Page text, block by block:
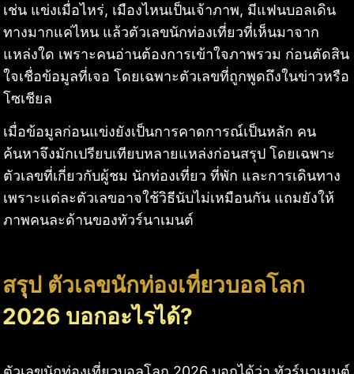
เช่น แข่งเมื่อไหร่, เมืองไหนเป็นเจ้าภาพ, มีแฟนบอลเดิน
ทางมากแค่ไหน แล้วตัวเลขนักท่องเที่ยวที่เห็นมาจาก
แหล่งใด เพราะคนอ่านต้องการเข้าใจภาพรวม ก่อนตัดสิน
ใจเชื่อข้อมูลที่เจอ โดยเฉพาะตัวเลขที่ถูกพูดถึงในข่าวหรือ
โซเชียล
เมื่อข้อมูลก่อนแข่งยังเป็นการคาดการณ์เป็นหลัก คน
ค้นหาจึงมักเปรียบเทียบหลายแหล่งก่อนสรุป โดยเฉพาะ
ตัวเลขที่เกี่ยวกับผู้ชม นักท่องเที่ยว ที่พัก และการเดินทาง
เพราะแต่ละตัวเลขอาจใช้วิธีนับไม่เหมือนกัน แถมยังให้
ภาพคนละด้านของทัวร์นาเมนต์
สรุป ตัวเลขนักท่องเที่ยวบอลโลก
2026 บอกอะไรได้?